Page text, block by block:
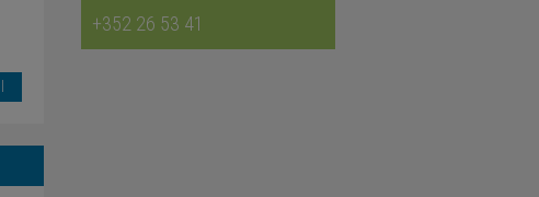
+352 26 53 41